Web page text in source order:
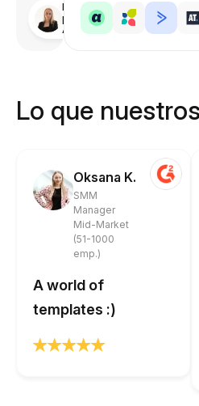
Diseñado
por
Anastasiia
Lo que
Oksana K.
SMM
Manager
Mid-Market
(51-1000
emp.)
A world of
templates :)